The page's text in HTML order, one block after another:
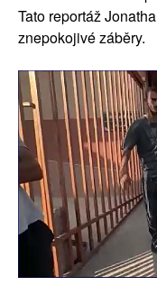
Tato reportáž
znepokojivé záběry.